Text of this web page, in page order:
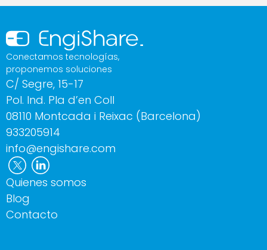
Conectamos tecnologías,
proponemos soluciones
Quienes somos
Blog
Contacto
C/ Segre, 15-17
Pol. Ind. Pla d’en Coll
08110 Montcada i Reixac (Barcelona)
933205914
info@engishare.com